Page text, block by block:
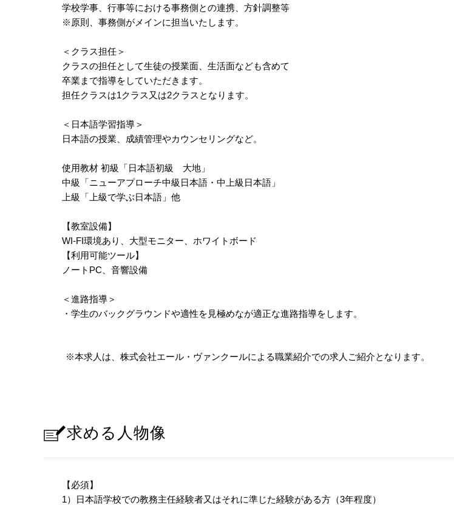
学校学事、行事等における事務側との連携、方針調整等
※原則、事務側がメインに担当いたします。
＜クラス担任＞
クラスの担任として生徒の授業面、生活面なども含めて
卒業まで指導をしていただきます。
担任クラスは1クラス又は2クラスとなります。
＜日本語学習指導＞
日本語の授業、成績管理やカウンセリングなど。
使用教材 初級「日本語初級 大地」
中級「ニューアプローチ中級日本語・中上級日本語」
上級「上級で学ぶ日本語」他
【教室設備】
WI-FI環境あり、大型モニター、ホワイトボード
【利用可能ツール】
ノートPC、音響設備
＜進路指導＞
・学生のバックグラウンドや適性を見極めなが適正な進路指導をします。
※本求人は、株式会社エール・ヴァンクールによる職業紹介での求人ご紹介となります。
求める人物像
【必須】
1）日本語学校での教務主任経験者又はそれに準じた経験がある方（3年程度）